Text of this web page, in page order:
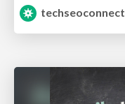
techseoconnect